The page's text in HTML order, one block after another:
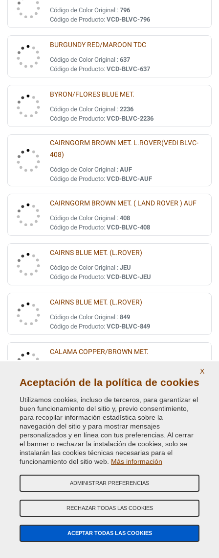
Código de Color Original : 796
Código de Producto: VCD-BLVC-796
BURGUNDY RED/MAROON TDC
Código de Color Original : 637
Código de Producto: VCD-BLVC-637
BYRON/FLORES BLUE MET.
Código de Color Original : 2236
Código de Producto: VCD-BLVC-2236
CAIRNGORM BROWN MET. L.ROVER(VEDI BLVC-
408)
Código de Color Original : AUF
Código de Producto: VCD-BLVC-AUF
CAIRNGORM BROWN MET. ( LAND ROVER ) AUF
Código de Color Original : 408
Código de Producto: VCD-BLVC-408
CAIRNS BLUE MET. (L.ROVER)
Código de Color Original : JEU
Código de Producto: VCD-BLVC-JEU
CAIRNS BLUE MET. (L.ROVER)
Código de Color Original : 849
Código de Producto: VCD-BLVC-849
CALAMA COPPER/BROWN MET.
CALAMA COPPER/BROWN MET.
Código de Color Original :BAB
Código de Producto:VCD-BLVC-BAB
CAMARGUE RED MET.
Código de Color Original :2372
Código de Producto:VCD-BLVC-2372
CAPRICE MICA MET.(L.ROVER) UMQ
Código de Color Original :533
Código de Producto:VCD-BLVC-533
X
Aceptación de la política de cookies
Utilizamos cookies, incluso de terceros, para garantizar el
buen funcionamiento del sitio y, previo consentimiento,
para recopilar información estadística sobre la
navegación del sitio y para mostrar mensajes
personalizados y en línea con tus preferencias. Al cerrar
el banner o rechazar la instalación de cookies, solo se
instalarán las cookies técnicas necesarias para el
funcionamiento del sitio web. Más información
ADMINISTRAR PREFERENCIAS
RECHAZAR TODAS LAS COOKIES
ACEPTAR TODAS LAS COOKIES